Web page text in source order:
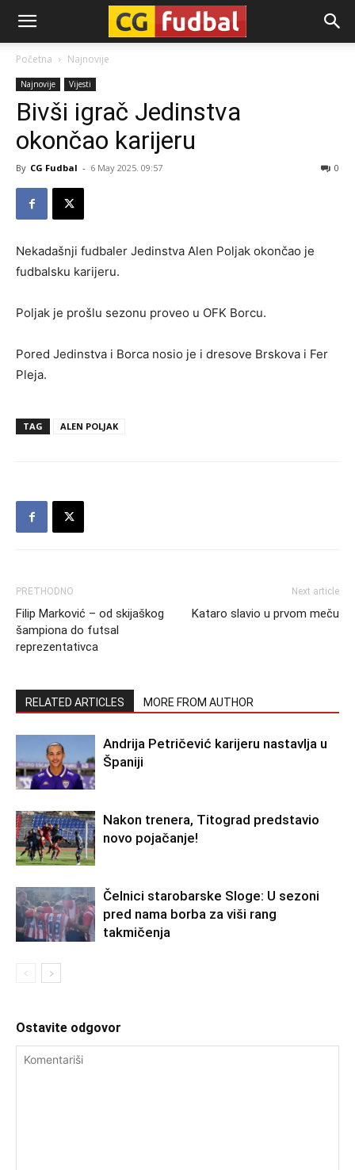
CG-
Fudbal
Početna Najnovije
Najnovije Vijesti
Bivši igrač Jedinstva
okončao karijeru
By CG Fudbal - 6 May 2025. 09:57 0
Nekadašnji fudbaler Jedinstva Alen Poljak okončao je
fudbalsku karijeru.
Poljak je prošlu sezonu proveo u OFK Borcu.
Pored Jedinstva i Borca nosio je i dresove Brskova i Fer
Pleja.
TAG ALEN POLJAK
PRETHODNO
Filip Marković – od skijaškog
šampiona do futsal
reprezentativca
Next article
Kataro slavio u prvom meču
RELATED ARTICLES MORE FROM AUTHOR
Andrija Petričević karijeru nastavlja u
Španiji
Nakon trenera, Titograd predstavio
novo pojačanje!
Čelnici starobarske Sloge: U sezoni
pred nama borba za viši rang
takmičenja
Ostavite odgovor